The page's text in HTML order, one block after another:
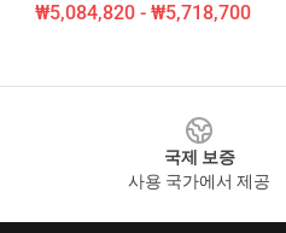
₩5,084,820 - ₩5,718,700
국제 보증
사용 국가에서 제공